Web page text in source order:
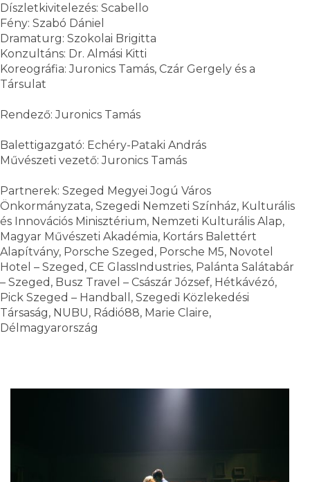
Díszletkivitelezés: Scabello
Fény: Szabó Dániel
Dramaturg: Szokolai Brigitta
Konzultáns: Dr. Almási Kitti
Koreográfia: Juronics Tamás, Czár Gergely és a
Társulat
Rendező: Juronics Tamás
Balettigazgató: Echéry-Pataki András
Művészeti vezető: Juronics Tamás
Partnerek: Szeged Megyei Jogú Város
Önkormányzata, Szegedi Nemzeti Színház, Kulturális
és Innovációs Minisztérium, Nemzeti Kulturális Alap,
Magyar Művészeti Akadémia, Kortárs Balettért
Alapítvány, Porsche Szeged, Porsche M5, Novotel
Hotel – Szeged, CE GlassIndustries, Palánta Salátabár
– Szeged, Busz Travel – Császár József, Hétkávézó,
Pick Szeged – Handball, Szegedi Közlekedési
Társaság, NUBU, Rádió88, Marie Claire,
Délmagyarország